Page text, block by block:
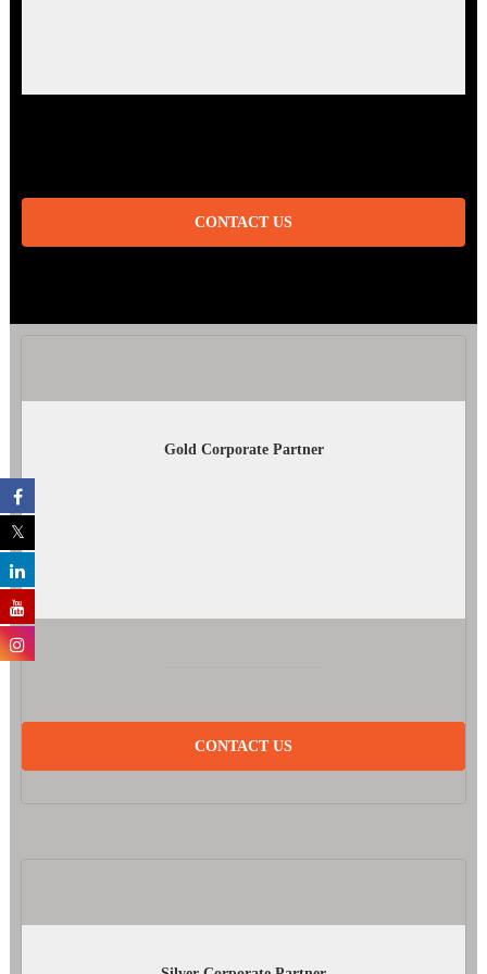
CONTACT US
Gold Corporate Partner
CONTACT US